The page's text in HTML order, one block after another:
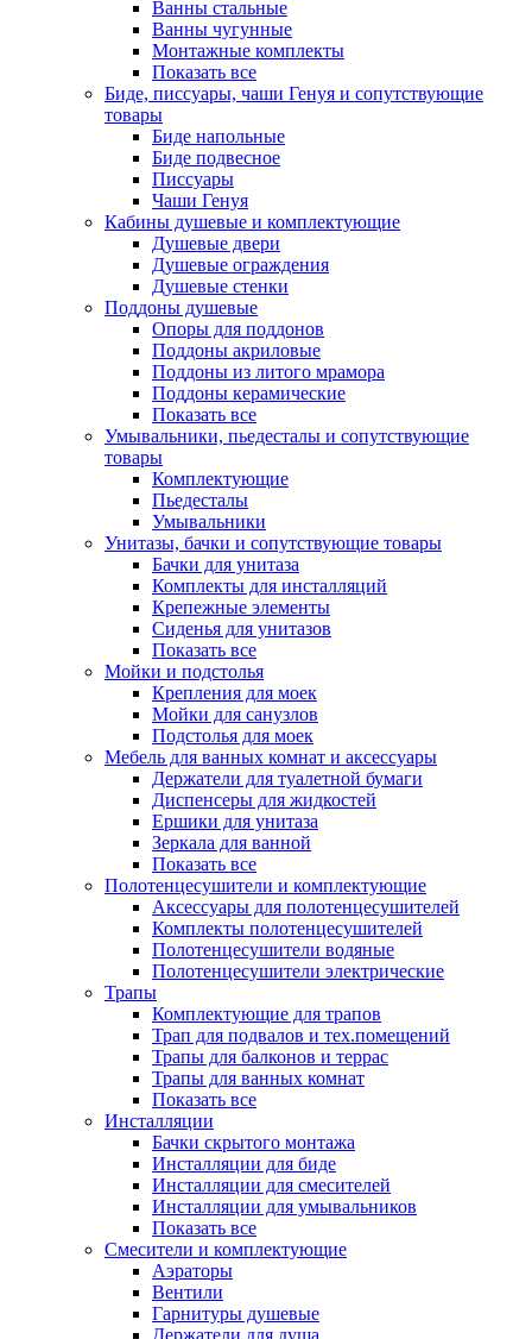
Ванны стальные
Ванны чугунные
Монтажные комплекты
Показать все
Биде, писсуары, чаши Генуя и сопутствующие
товары
Биде напольные
Биде подвесное
Писсуары
Чаши Генуя
Кабины душевые и комплектующие
Душевые двери
Душевые ограждения
Душевые стенки
Поддоны душевые
Опоры для поддонов
Поддоны акриловые
Поддоны из литого мрамора
Поддоны керамические
Показать все
Умывальники, пьедесталы и сопутствующие
товары
Комплектующие
Пьедесталы
Умывальники
Унитазы, бачки и сопутствующие товары
Бачки для унитаза
Комплекты для инсталляций
Крепежные элементы
Сиденья для унитазов
Показать все
Мойки и подстолья
Крепления для моек
Мойки для санузлов
Подстолья для моек
Мебель для ванных комнат и аксессуары
Держатели для туалетной бумаги
Диспенсеры для жидкостей
Ершики для унитаза
Зеркала для ванной
Показать все
Полотенцесушители и комплектующие
Аксессуары для полотенцесушителей
Комплекты полотенцесушителей
Полотенцесушители водяные
Полотенцесушители электрические
Трапы
Комплектующие для трапов
Трап для подвалов и тех.помещений
Трапы для балконов и террас
Трапы для ванных комнат
Показать все
Инсталляции
Бачки скрытого монтажа
Инсталляции для биде
Инсталляции для смесителей
Инсталляции для умывальников
Показать все
Смесители и комплектующие
Аэраторы
Вентили
Гарнитуры душевые
Держатели для душа